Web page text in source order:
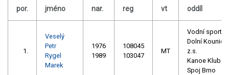
por. jméno nar. reg vt oddíl
1.
Veselý
Petr
Rygel
Marek
1976
1989
108045
103047
MT
Vodní sporty
Dolní Kounice,
z.s.
Kanoe Klub
Spoj Brno